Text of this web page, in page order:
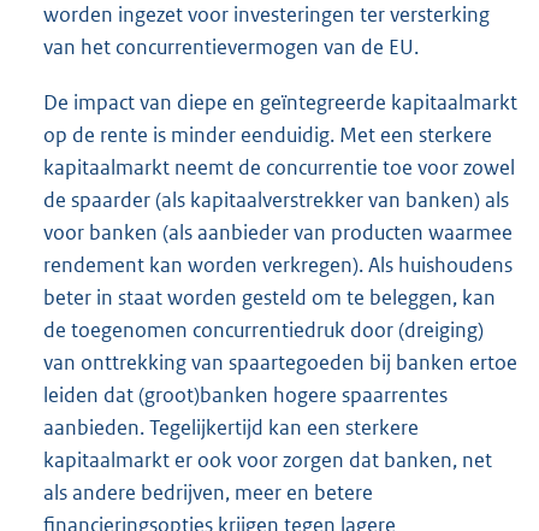
worden ingezet voor investeringen ter versterking
van het concurrentievermogen van de EU.
De impact van diepe en geïntegreerde kapitaalmarkt
op de rente is minder eenduidig. Met een sterkere
kapitaalmarkt neemt de concurrentie toe voor zowel
de spaarder (als kapitaalverstrekker van banken) als
voor banken (als aanbieder van producten waarmee
rendement kan worden verkregen). Als huishoudens
beter in staat worden gesteld om te beleggen, kan
de toegenomen concurrentiedruk door (dreiging)
van onttrekking van spaartegoeden bij banken ertoe
leiden dat (groot)banken hogere spaarrentes
aanbieden. Tegelijkertijd kan een sterkere
kapitaalmarkt er ook voor zorgen dat banken, net
als andere bedrijven, meer en betere
financieringsopties krijgen tegen lagere